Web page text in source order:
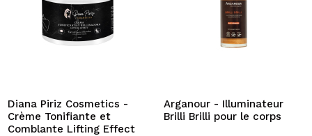
Diana Piriz Cosmetics -
Crème Tonifiante et
Comblante Lifting Effect
Arganour - Illuminateur
Brilli Brilli pour le corps